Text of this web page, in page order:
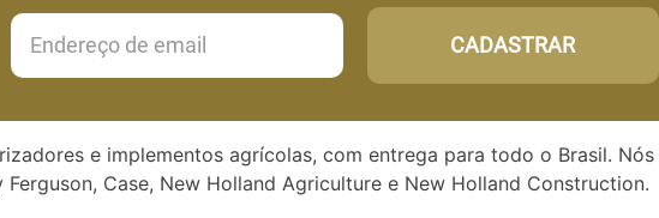
CADASTRAR
e implementos agrícolas, com entrega para todo o Brasil. Nós
Case, New Holland Agriculture e New Holland Construction.